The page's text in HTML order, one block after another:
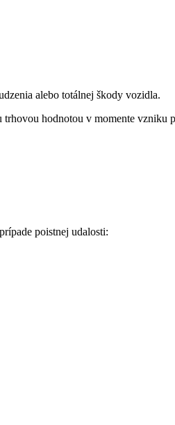
alebo totálnej škody vozidla.
hodnotou v momente vzniku
poistnej udalosti: